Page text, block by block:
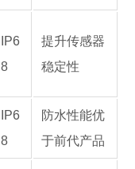
IP6
8
提升传感器
稳定性
IP6
8
防水性能优
于前代产品